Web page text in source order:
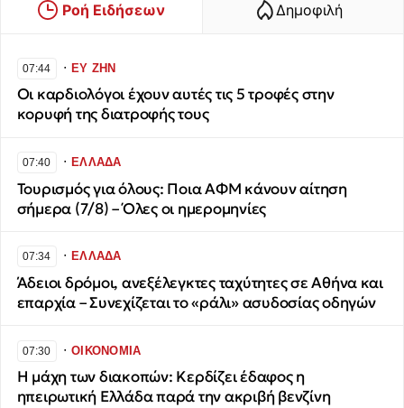
Ροή Ειδήσεων Δημοφιλή
07:44 ∙ΕΥ ΖΗΝ
Οι καρδιολόγοι έχουν αυτές τις 5 τροφές στην
κορυφή της διατροφής τους
07:40 ∙ΕΛΛΑΔΑ
Τουρισμός για όλους: Ποια ΑΦΜ κάνουν αίτηση
σήμερα (7/8) – Όλες οι ημερομηνίες
07:34 ∙ΕΛΛΑΔΑ
Άδειοι δρόμοι, ανεξέλεγκτες ταχύτητες σε Αθήνα και
επαρχία – Συνεχίζεται το «ράλι» ασυδοσίας οδηγών
07:30 ∙ΟΙΚΟΝΟΜΙΑ
Η μάχη των διακοπών: Κερδίζει έδαφος η
ηπειρωτική Ελλάδα παρά την ακριβή βενζίνη